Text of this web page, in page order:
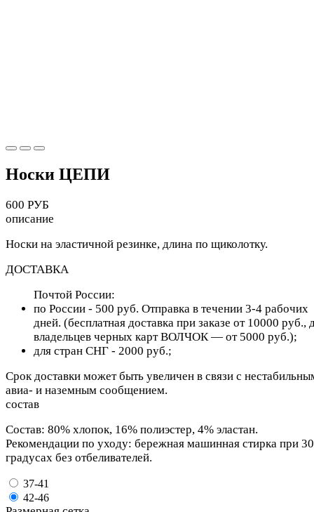
Носки ЦЕПИ
600 РУБ
описание
Носки на эластичной резинке, длина по щиколотку.
ДОСТАВКА
Почтой России:
по России - 500 руб. Отправка в течении 3-4 рабочих
дней. (бесплатная доставка при заказе от 10000 руб.,
владельцев черных карт ВОЛЧОК — от 5000 руб.);
для cтран СНГ - 2000 руб.;
Срок доставки может быть увеличен в связи с
авиа- и наземным сообщением.
состав
Состав: 80% хлопок, 16% полиэстер, 4% эластан.
Рекомендации по уходу: бережная машинная стирка при 30
градусах без отбеливателей.
37-41
42-46